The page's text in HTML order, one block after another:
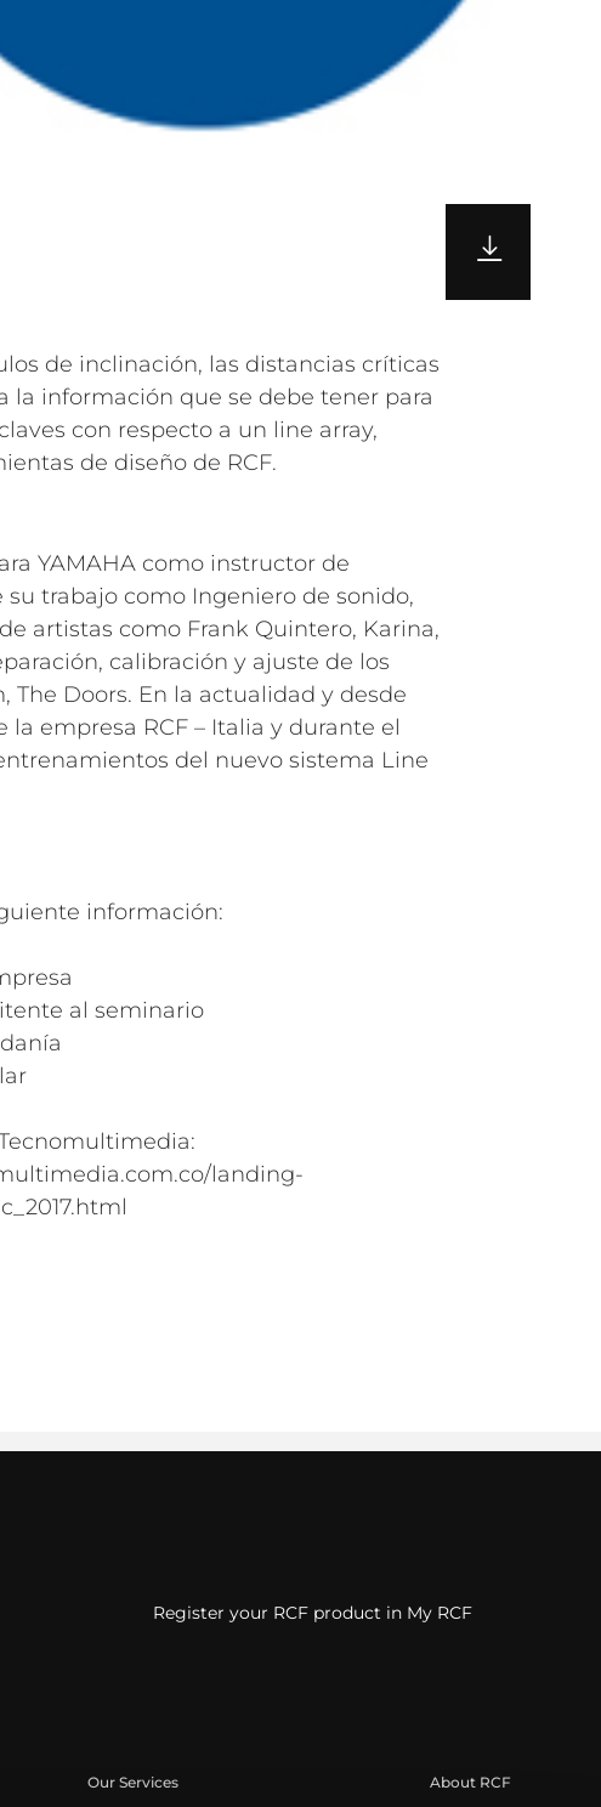
de diseño de RCF.
YAMAHA como instructor de
trabajo como Ingeniero de sonido,
artistas como Frank Quintero, Karina,
calibración y ajuste de los
Doors. En la actualidad y desde
la empresa RCF – Italia y durante el
del nuevo sistema Line
información:
al seminario
landing-
Register your RCF product in My RCF
Our Services About RCF